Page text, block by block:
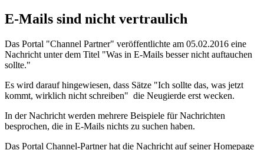
E-Mails sind nicht vertraulich
Das Portal "Channel Partner" veröffentlichte am 05.02.2016 eine
Nachricht unter dem Titel "Was in E-Mails besser nicht auftauchen
sollte."
Es wird darauf hingewiesen, dass Sätze "Ich sollte das, was jetzt
kommt, wirklich nicht schreiben" die Neugierde erst wecken.
In der Nachricht werden mehrere Beispiele für Nachrichten
besprochen, die in E-Mails nichts zu suchen haben.
Das Portal Channel-Partner hat die Nachricht auf seiner Homepage